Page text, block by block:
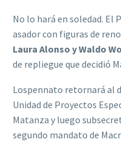
No lo hará en soledad. El
asador con figuras de
Laura Alonso y Waldo
de repliegue que decidió
Lospennato retornará al
Unidad de Proyectos
Matanza y luego
segundo mandato de